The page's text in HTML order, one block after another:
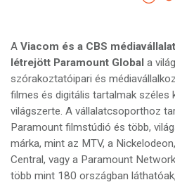
A Viacom és a CBS
létrejött Paramount Global a
szórakoztatóipari és
filmes és digitális tartalmak széles
világszerte. A vállalatcsoporthoz
Paramount filmstúdió és több,
márka, mint az MTV, a
Central, vagy a Paramount
több mint 180 országban